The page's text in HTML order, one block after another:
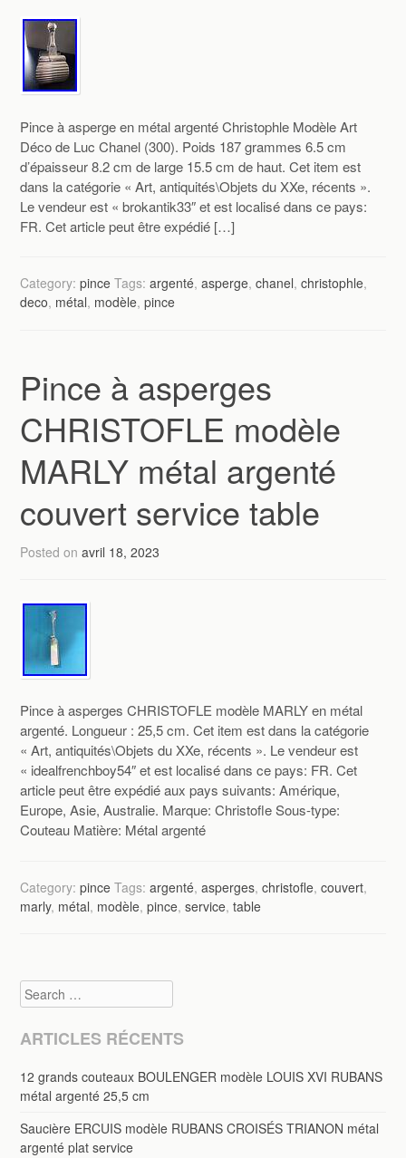
Pince à asperge en métal argenté Christophle Modèle Art
Déco de Luc Chanel (300). Poids 187 grammes 6.5 cm
d’épaisseur 8.2 cm de large 15.5 cm de haut. Cet item est
dans la catégorie « Art, antiquités\Objets du XXe, récents ».
Le vendeur est « brokantik33″ et est localisé dans ce pays:
FR. Cet article peut être expédié […]
Category:pince Tags:argenté,asperge,chanel,christophle,
deco, métal, modèle,pince
Pince à asperges
CHRISTOFLE modèle
MARLY métal argenté
couvert service table
Posted onavril 18, 2023
Pince à asperges CHRISTOFLE modèle MARLY en métal
argenté. Longueur : 25,5 cm. Cet item est dans la catégorie
« Art, antiquités\Objets du XXe, récents ». Le vendeur est
« idealfrenchboy54″ et est localisé dans ce pays: FR. Cet
article peut être expédié aux pays suivants: Amérique,
Europe, Asie, Australie. Marque: Christofle Sous-type:
Couteau Matière: Métal argenté
Category:pince Tags:argenté,asperges,christofle,couvert,
marly, métal, modèle,pince,service,table
Search
ARTICLES RÉCENTS
12 grands couteaux BOULENGER modèle LOUIS XVI RUBANS
métal argenté 25,5 cm
Saucière ERCUIS modèle RUBANS CROISÉS TRIANON métal
argenté plat service